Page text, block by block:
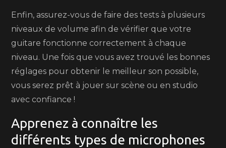
Enfin, assurez-vous de faire des tests à plusieurs
niveaux de volume afin de vérifier que votre
guitare fonctionne correctement à chaque
niveau. Une fois que vous avez trouvé les bonnes
réglages pour obtenir le meilleur son possible,
vous serez prêt à jouer sur scène ou en studio
avec confiance !
Apprenez à connaître les
différents types de microphones